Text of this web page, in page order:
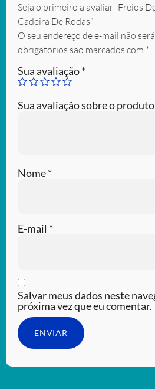
Seja o primeiro a avaliar “Freios
Cadeira De Rodas”
O seu endereço de e-mail não
obrigatórios são marcados com *
Sua avaliação*
Sua avaliação sobre o produto
Nome*
E-mail *
Salvar meus dados neste
próxima vez que eu comentar.